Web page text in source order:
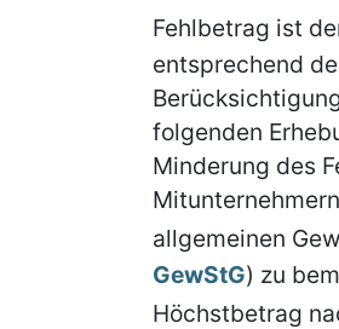
Fehlbetrag ist
entsprechend
folgenden
Minderung des
allgemeinen
GewStG) zu
Höchstbetrag